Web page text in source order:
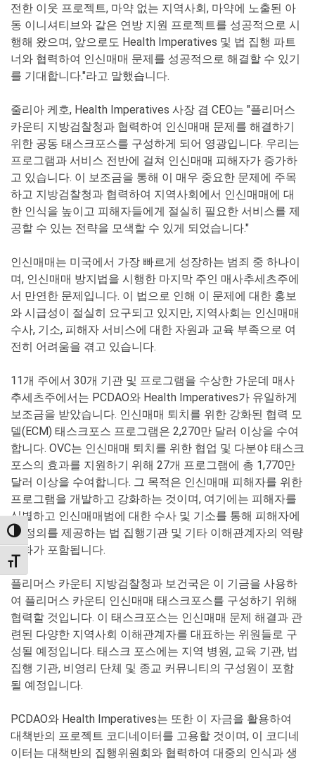
TOGGLE HIGH CONTRAST
TOGGLE FONT SIZE
전한 이웃 프로젝트, 마약 없는 지역사회, 마약에 노출된 아
동 이니셔티브와 같은 연방 지원 프로젝트를 성공적으로 시
행해 왔으며, 앞으로도 Health Imperatives 및 법 집행 파트
너와 협력하여 인신매매 문제를 성공적으로 해결할 수 있기
를 기대합니다."라고 말했습니다.
줄리아 케호, Health Imperatives 사장 겸 CEO는 "플리머스
카운티 지방검찰청과 협력하여 인신매매 문제를 해결하기
위한 공동 태스크포스를 구성하게 되어 영광입니다. 우리는
프로그램과 서비스 전반에 걸쳐 인신매매 피해자가 증가하
고 있습니다. 이 보조금을 통해 이 매우 중요한 문제에 주목
하고 지방검찰청과 협력하여 지역사회에서 인신매매에 대
한 인식을 높이고 피해자들에게 절실히 필요한 서비스를 제
공할 수 있는 전략을 모색할 수 있게 되었습니다."
인신매매는 미국에서 가장 빠르게 성장하는 범죄 중 하나이
며, 인신매매 방지법을 시행한 마지막 주인 매사추세츠주에
서 만연한 문제입니다. 이 법으로 인해 이 문제에 대한 홍보
와 시급성이 절실히 요구되고 있지만, 지역사회는 인신매매
수사, 기소, 피해자 서비스에 대한 자원과 교육 부족으로 여
전히 어려움을 겪고 있습니다.
11개 주에서 30개 기관 및 프로그램을 수상한 가운데 매사
추세츠주에서는 PCDAO와 Health Imperatives가 유일하게
보조금을 받았습니다. 인신매매 퇴치를 위한 강화된 협력 모
델(ECM) 태스크포스 프로그램은 2,270만 달러 이상을 수여
합니다. OVC는 인신매매 퇴치를 위한 협업 및 다분야 태스크
포스의 효과를 지원하기 위해 27개 프로그램에 총 1,770만
달러 이상을 수여합니다. 그 목적은 인신매매 피해자를 위한
프로그램을 개발하고 강화하는 것이며, 여기에는 피해자를
식별하고 인신매매범에 대한 수사 및 기소를 통해 피해자에
게 정의를 제공하는 법 집행기관 및 기타 이해관계자의 역량
강화가 포함됩니다.
플리머스 카운티 지방검찰청과 보건국은 이 기금을 사용하
여 플리머스 카운티 인신매매 태스크포스를 구성하기 위해
협력할 것입니다. 이 태스크포스는 인신매매 문제 해결과 관
련된 다양한 지역사회 이해관계자를 대표하는 위원들로 구
성될 예정입니다. 태스크 포스에는 지역 병원, 교육 기관, 법
집행 기관, 비영리 단체 및 종교 커뮤니티의 구성원이 포함
될 예정입니다.
PCDAO와 Health Imperatives는 또한 이 자금을 활용하여
대책반의 프로젝트 코디네이터를 고용할 것이며, 이 코디네
이터는 대책반의 집행위원회와 협력하여 대중의 인식과 생